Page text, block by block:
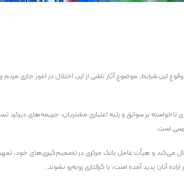
این شرایط، موضوع آثار ناشی از این اختلال در امور جاری
بر سوابق و رتبه اعتباری مشتریان، جریمه‌های دیرکرد
است.
می‌کند و هیأت عامل بانک مرکزی در تصمیم‌گیری‌های خود،
آنان پدید آمده است، با گرفتاری روبه‌رو نشوند.